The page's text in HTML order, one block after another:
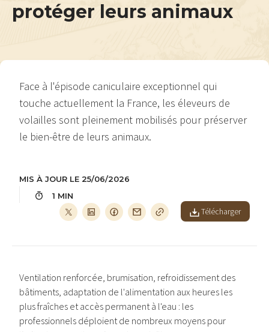
protéger leurs animaux
Face à l'épisode caniculaire exceptionnel qui
touche actuellement la France, les éleveurs de
volailles sont pleinement mobilisés pour préserver
le bien-être de leurs animaux.
MIS À JOUR LE 25/06/2026
1 MIN
Télécharger
Ventilation renforcée, brumisation, refroidissement des
bâtiments, adaptation de l'alimentation aux heures les
plus fraîches et accès permanent à l'eau : les
professionnels déploient de nombreux moyens pour